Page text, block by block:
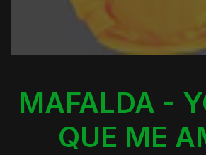
MAFALDA -
QUE ME